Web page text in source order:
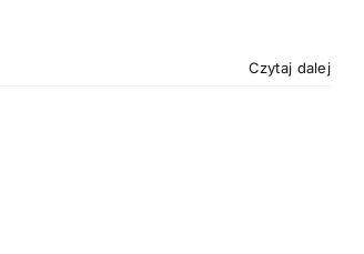
Czytaj dalej